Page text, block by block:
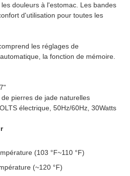
douleurs à l'estomac. Les bandes
d'utilisation pour toutes les
les réglages de
la fonction de mémoire.
pierres de jade naturelles
électrique, 50Hz/60Hz, 30Watts
(103 °F~110 °F)
(~120 °F)